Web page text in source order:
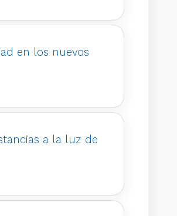
en los nuevos
a la luz de